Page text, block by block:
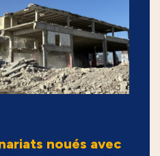
noués avec